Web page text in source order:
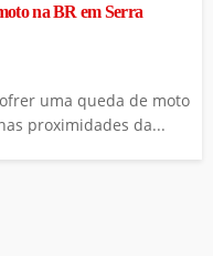
na BR em Serra
uma queda de moto
proximidades da...